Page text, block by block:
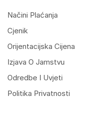
Načini Plaćanja
Cjenik
Orijentacijska Cijena
Izjava O Jamstvu
Odredbe I Uvjeti
Politika Privatnosti